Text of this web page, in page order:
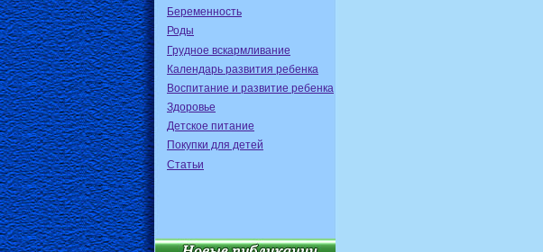
Беременность
Роды
Грудное вскармливание
Календарь развития ребенка
Воспитание и развитие ребенка
Здоровье
Детское питание
Покупки для детей
Статьи